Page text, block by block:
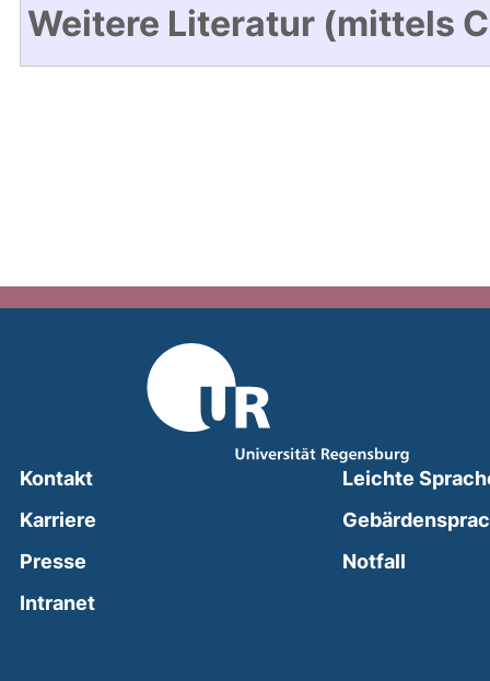
Weitere Literatur (mittels
Kontakt
Karriere
Presse
Intranet(external link, opens in a new window)
Leichte
Notfall